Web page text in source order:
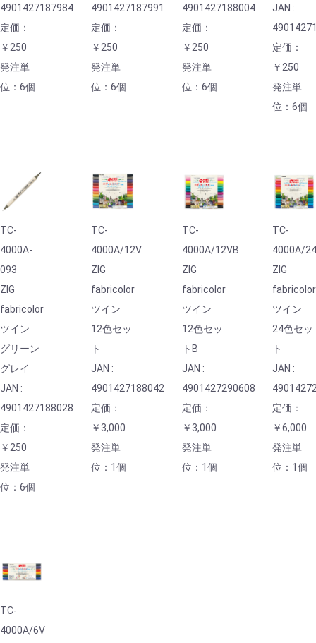
4901427187984
定価：
￥250
発注単
位：6個
4901427187991
定価：
￥250
発注単
位：6個
4901427188004
定価：
￥250
発注単
位：6個
JAN :
定価：
￥250
発注単
位：6個
TC-
4000A-
093
ZIG
fabricolor
ツイン
グリーン
グレイ
JAN :
4901427188028
定価：
￥250
発注単
位：6個
TC-
4000A/12V
ZIG
fabricolor
ツイン
12色セッ
ト
JAN :
4901427188042
定価：
￥3,000
発注単
位：1個
TC-
4000A/12VB
ZIG
fabricolor
ツイン
12色セッ
トB
JAN :
4901427290608
定価：
￥3,000
発注単
位：1個
TC-
4000A/
ZIG
fabricolor
ツイン
24色セッ
ト
JAN :
定価：
￥6,000
発注単
位：1個
TC-
4000A/6V